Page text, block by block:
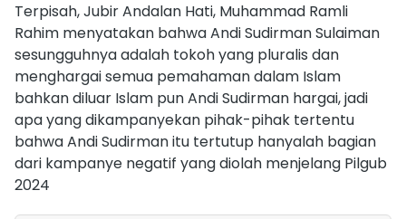
Terpisah, Jubir Andalan Hati, Muhammad Ramli
Rahim menyatakan bahwa Andi Sudirman Sulaiman
sesungguhnya adalah tokoh yang pluralis dan
menghargai semua pemahaman dalam Islam
bahkan diluar Islam pun Andi Sudirman hargai, jadi
apa yang dikampanyekan pihak-pihak tertentu
bahwa Andi Sudirman itu tertutup hanyalah bagian
dari kampanye negatif yang diolah menjelang Pilgub
2024